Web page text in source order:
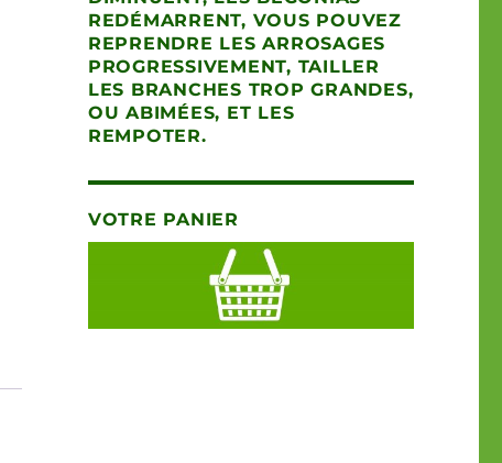
REDÉMARRENT, VOUS POUVEZ
REPRENDRE LES ARROSAGES
PROGRESSIVEMENT, TAILLER
LES BRANCHES TROP GRANDES,
OU ABIMÉES, ET LES
REMPOTER.
VOTRE PANIER